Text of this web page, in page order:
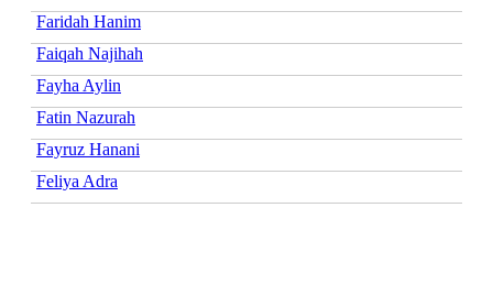
Faridah Hanim
Faiqah Najihah
Fayha Aylin
Fatin Nazurah
Fayruz Hanani
Feliya Adra